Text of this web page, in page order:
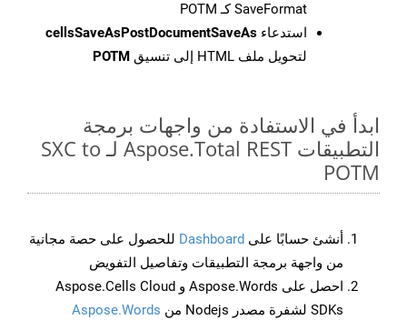
SaveFormat كـ POTM
استدعاء cellsSaveAsPostDocumentSaveAs
لتحويل ملف HTML إلى تنسيق
POTM
ابدأ في الاستفادة من واجهات برمجة
التطبيقات Aspose.Total REST لـ SXC to
POTM
أنشئ حسابًا على Dashboard للحصول على حصة مجانية
من واجهة برمجة التطبيقات وتفاصيل التفويض
احصل على Aspose.Words و Aspose.Cells Cloud
SDKs لشفرة مصدر Nodejs من
Aspose.Words